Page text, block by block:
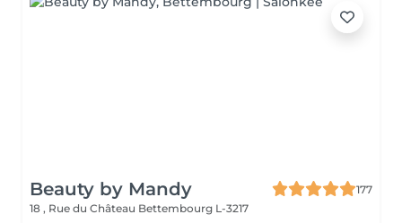
Beauty by Mandy
177
18 , Rue du Château Bettembourg L-3217